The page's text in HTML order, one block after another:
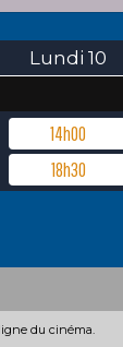
Lundi 10
14h00
18h30
du cinéma.